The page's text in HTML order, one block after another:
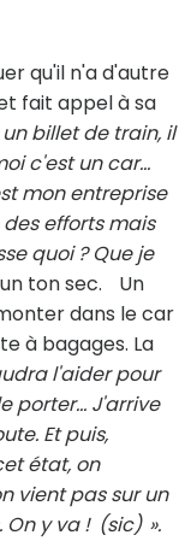
qu'il n'a d'autre
fait appel à sa
un billet de train, il
c'est un car...
mon entreprise
efforts mais
quoi ? Que je
ton sec.
Un
dans le car
à bagages. La
l'aider pour
porter... J'arrive
Et puis,
état, on
vient pas sur un
y va ! (sic) ».